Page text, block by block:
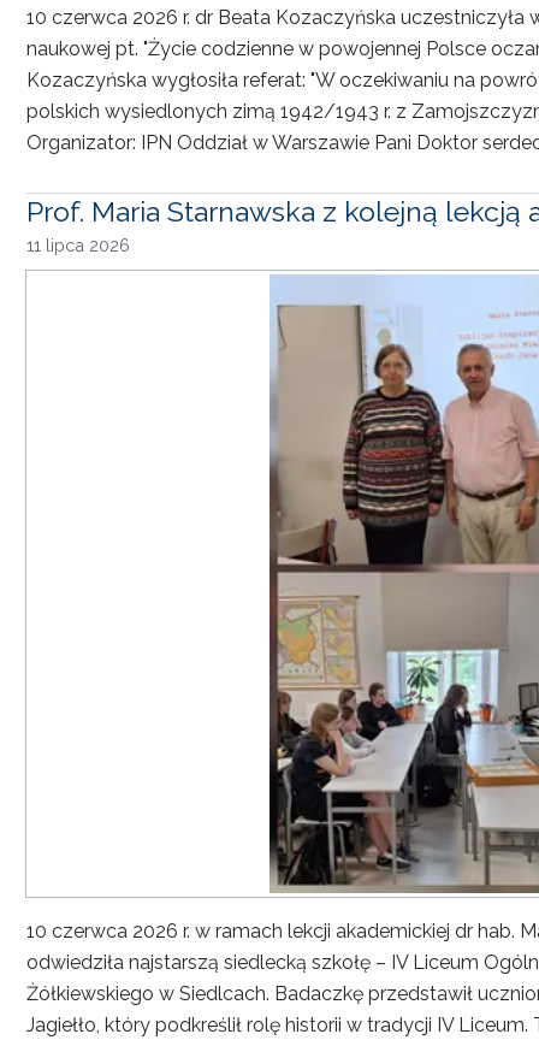
10 czerwca 2026 r. dr Beata Kozaczyńska uczestniczyła
naukowej pt. "Życie codzienne w powojennej Polsce
Kozaczyńska wygłosiła referat: "W oczekiwaniu na
polskich wysiedlonych zimą 1942/1943 r. z
Organizator: IPN Oddział w Warszawie Pani Doktor
Prof. Maria Starnawska z kolejną lekcją
11 lipca 2026
10 czerwca 2026 r. w ramach lekcji akademickiej dr hab.
odwiedziła najstarszą siedlecką szkołę – IV Liceum
Żółkiewskiego w Siedlcach. Badaczkę przedstawił
Jagiełło, który podkreślił rolę historii w tradycji IV